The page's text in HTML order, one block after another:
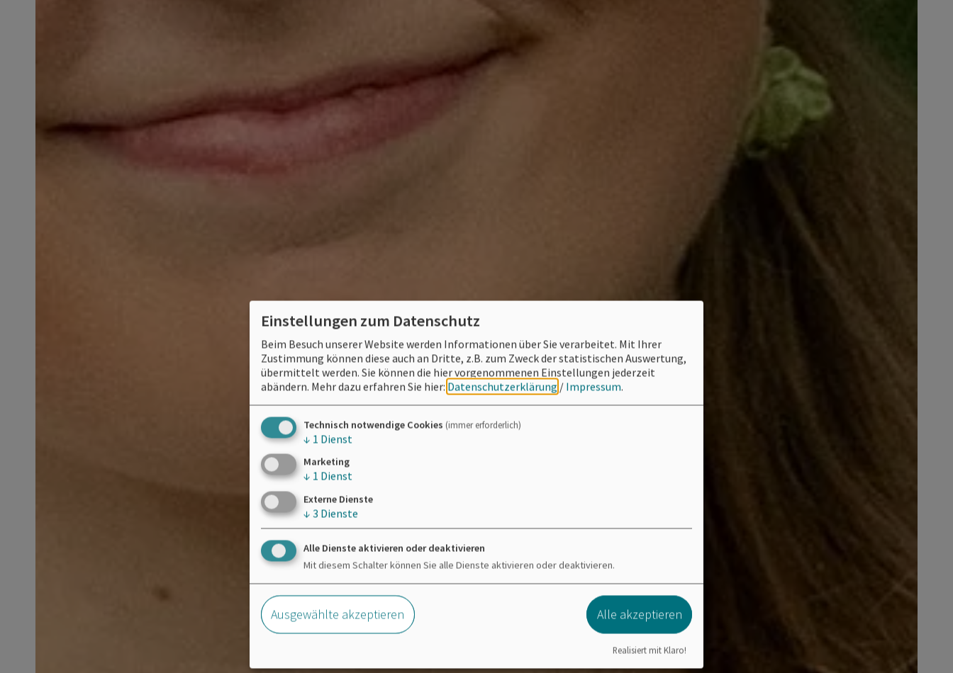
Einstellungen zum Datenschutz
Beim Besuch unserer Website werden Informationen über Sie verarbeitet. Mit Ihrer
Zustimmung können diese auch an Dritte, z.B. zum Zweck der statistischen Auswertung,
übermittelt werden. Sie können die hier vorgenommenen Einstellungen jederzeit
abändern. Mehr dazu erfahren Sie hier: Datenschutzerklärung / Impressum.
Technisch notwendige Cookies (immer erforderlich)
↓ 1 Dienst
Marketing
↓ 1 Dienst
Externe Dienste
↓ 3 Dienste
Alle Dienste aktivieren oder deaktivieren
Mit diesem Schalter können Sie alle Dienste aktivieren oder deaktivieren.
Ausgewählte akzeptieren Alle akzeptieren
Realisiert mit Klaro!